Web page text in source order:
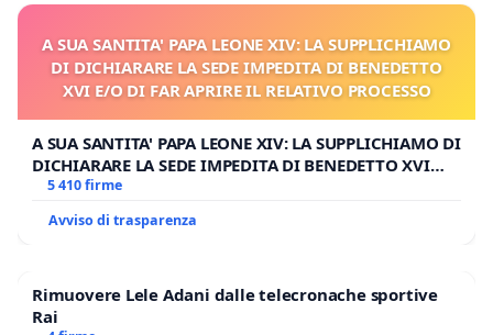
A SUA SANTITA' PAPA LEONE XIV: LA SUPPLICHIAMO
DI DICHIARARE LA SEDE IMPEDITA DI BENEDETTO
XVI E/O DI FAR APRIRE IL RELATIVO PROCESSO
A SUA SANTITA' PAPA LEONE XIV: LA SUPPLICHIAMO DI
DICHIARARE LA SEDE IMPEDITA DI BENEDETTO XVI
E/O DI FAR APRIRE IL RELATIVO PROCESSO
5 410 firme
Avviso di trasparenza
Rimuovere Lele Adani dalle telecronache sportive
Rai